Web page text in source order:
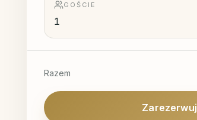
GOŚCIE
Razem
Zarezerwuj